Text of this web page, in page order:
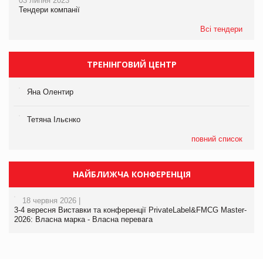
Тендери компанії
Всі тендери
ТРЕНІНГОВИЙ ЦЕНТР
Яна Олентир
Тетяна Ільєнко
повний список
НАЙБЛИЖЧА КОНФЕРЕНЦІЯ
18 червня 2026 |
3-4 вересня Виставки та конференції PrivateLabel&FMCG Master-
2026: Власна марка - Власна перевага